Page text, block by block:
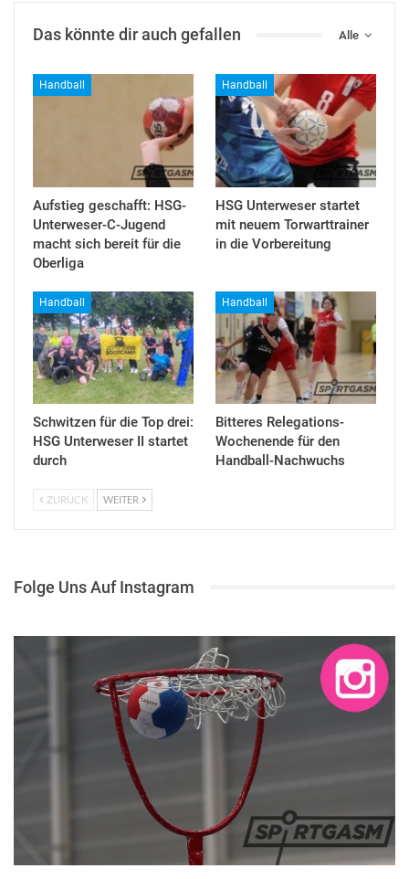
Alle
Das könnte dir auch gefallen
Handball
Aufstieg geschafft: HSG-
Unterweser-C-Jugend
macht sich bereit für die
Oberliga
Handball
HSG Unterweser startet
mit neuem Torwarttrainer
in die Vorbereitung
Handball
Schwitzen für die Top drei:
HSG Unterweser II startet
durch
Handball
Bitteres Relegations-
Wochenende für den
Handball-Nachwuchs
ZURÜCK WEITER
Folge Uns Auf Instagram